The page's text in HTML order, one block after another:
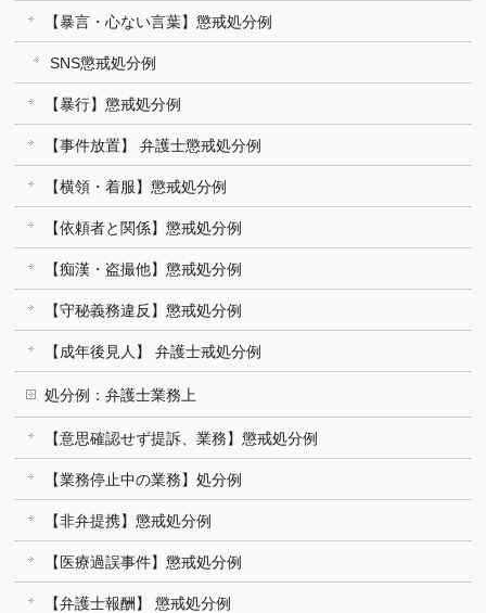
【暴言・心ない言葉】懲戒処分例
SNS懲戒処分例
【暴行】懲戒処分例
【事件放置】 弁護士懲戒処分例
【横領・着服】懲戒処分例
【依頼者と関係】懲戒処分例
【痴漢・盗撮他】懲戒処分例
【守秘義務違反】懲戒処分例
【成年後見人】 弁護士戒処分例
処分例：弁護士業務上
【意思確認せず提訴、業務】懲戒処分例
【業務停止中の業務】処分例
【非弁提携】懲戒処分例
【医療過誤事件】懲戒処分例
【弁護士報酬】 懲戒処分例